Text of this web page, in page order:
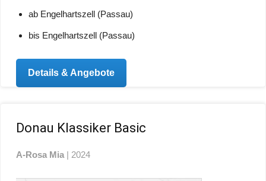
ab Engelhartszell (Passau)
bis Engelhartszell (Passau)
Details & Angebote
Donau Klassiker Basic
A-Rosa Mia | 2024